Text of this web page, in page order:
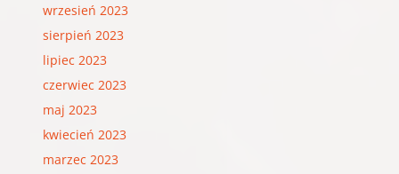
wrzesień 2023
sierpień 2023
lipiec 2023
czerwiec 2023
maj 2023
kwiecień 2023
marzec 2023